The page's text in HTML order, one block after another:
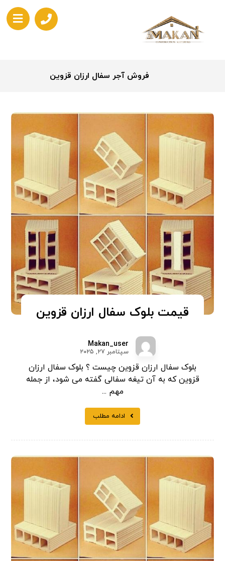
فروش آجر سفال ارزان قزوین
قیمت بلوک سفال ارزان قزوین
Makan_user
سپتامبر ۲۷, ۲۰۲۵
بلوک سفال ارزان قزوین چیست ؟ بلوک سفال ارزان
قزوین که به آن تیغه سفالی گفته می شود، از جمله
مهم ...
ادامه مطلب